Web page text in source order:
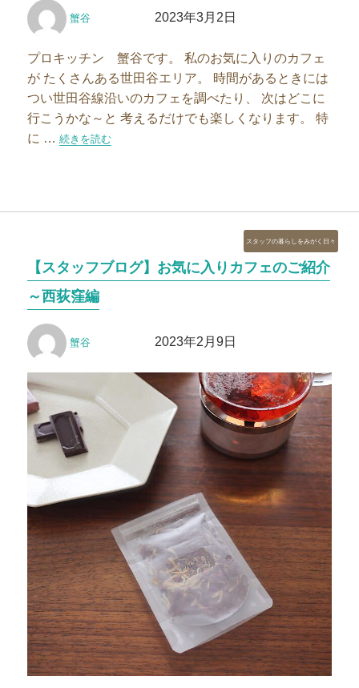
稿蟹谷稿
2023年3月2日
プロキッチン 蟹谷です。 私のお気に入りのカフェ
が たくさんある世田谷エリア。 時間があるときには
つい世田谷線沿いのカフェを調べたり、 次はどこに
行こうかな～と 考えるだけでも楽しくなります。 特
に …“【スタッフブログ】お気に入りカフェのご紹介～松陰神社前編
続きを読む
【スタッフブログ】お気に入りカフェのご紹介
～西荻窪編
稿蟹谷稿
2023年2月9日
カ
テ
ゴ
スタッフの暮らしをみがく日々